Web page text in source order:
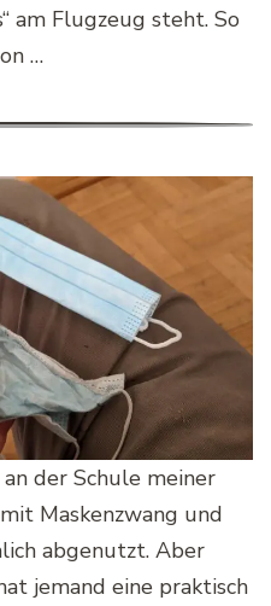
am Flugzeug steht. So
…
der Schule meiner
Maskenzwang und
abgenutzt. Aber
jemand eine praktisch